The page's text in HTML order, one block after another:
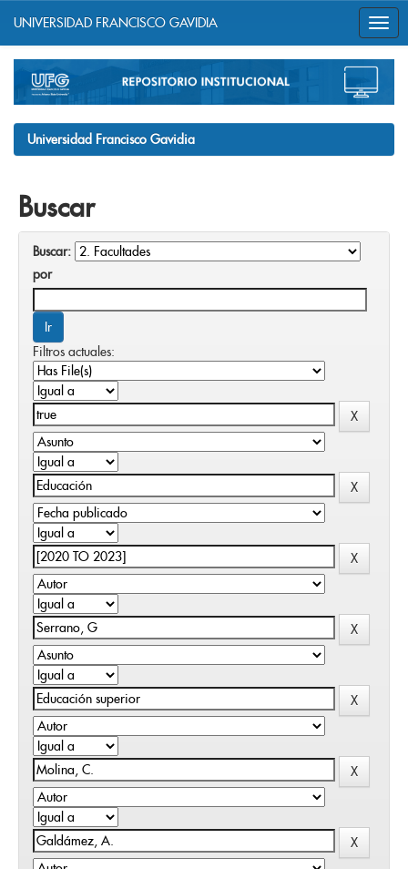
navigation
UNIVERSIDAD FRANCISCO GAVIDIA
Universidad Francisco Gavidia
Buscar
Buscar:
por
Filtros actuales: